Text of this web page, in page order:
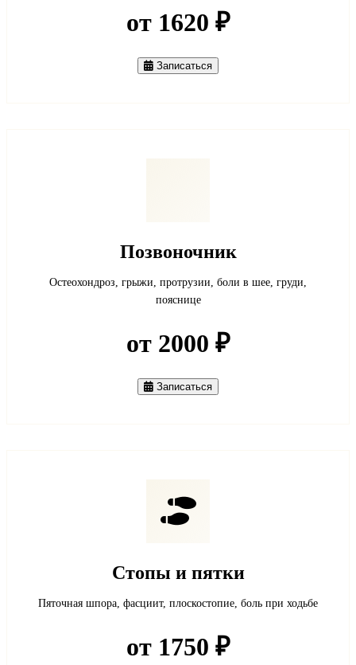
от 1620 ₽
Записаться
Позвоночник
Остеохондроз, грыжи, протрузии, боли в шее, груди,
пояснице
от 2000 ₽
Записаться
Стопы и пятки
Пяточная шпора, фасциит, плоскостопие, боль при ходьбе
от 1750 ₽